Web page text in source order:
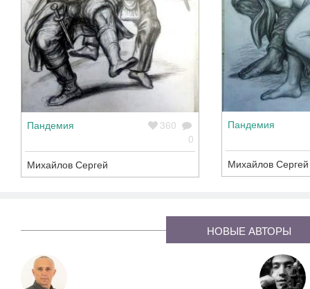
Пандемия
360
0
Михайлов Сергей
Пандемия
Михайлов Сергей
НОВЫЕ АВТОРЫ